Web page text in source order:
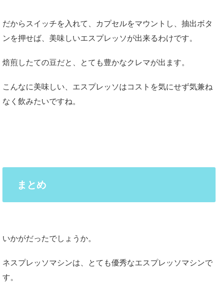
だからスイッチを入れて、カプセルをマウントし、抽出ボタ
ンを押せば、美味しいエスプレッソが出来るわけです。
焙煎したての豆だと、とても豊かなクレマが出ます。
こんなに美味しい、エスプレッソはコストを気にせず気兼ね
なく飲みたいですね。
まとめ
いかがだったでしょうか。
ネスプレッソマシンは、とても優秀なエスプレッソマシンで
す。